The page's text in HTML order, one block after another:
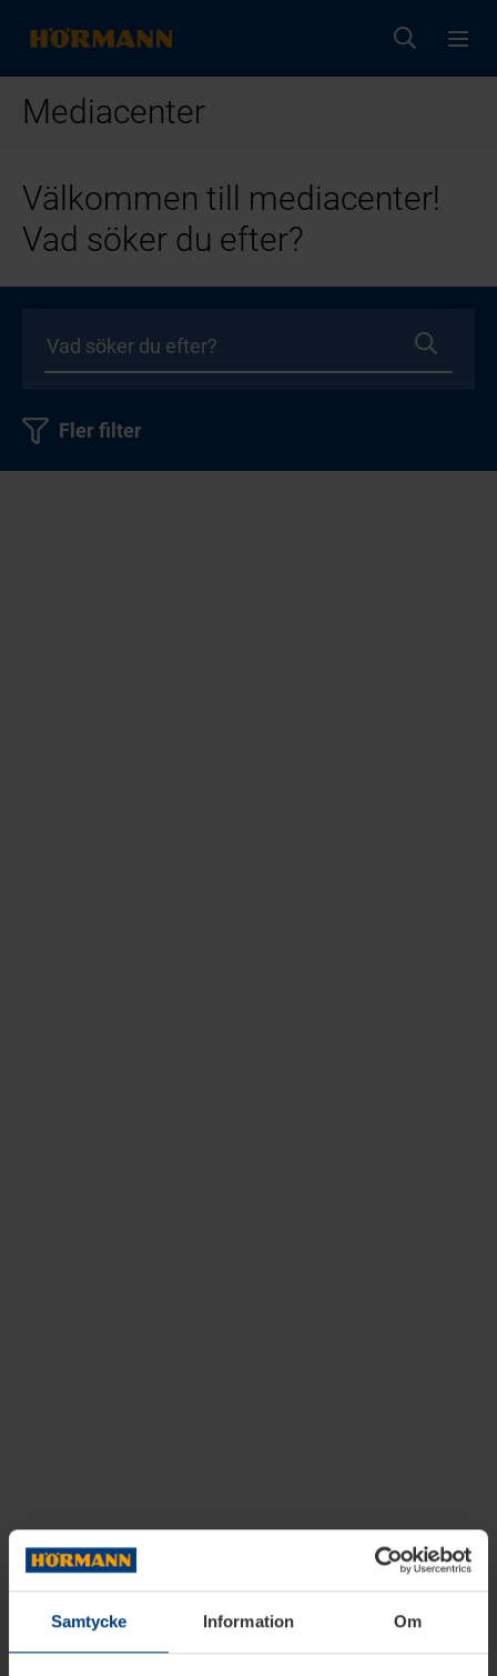
Samtycke Information Om
Mediacenter
Välkommen till mediacenter!
Vad söker du efter?
Fler filter